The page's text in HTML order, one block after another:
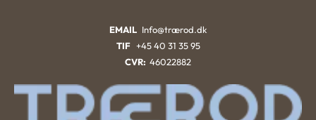
EMAIL Info@trærod.dk
TIF +45 40 31 35 95
CVR: 46022882